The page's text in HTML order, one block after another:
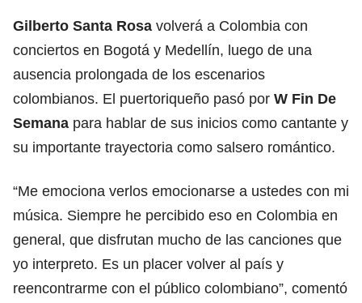
Gilberto Santa Rosa volverá a Colombia con
conciertos en Bogotá y Medellín, luego de una
ausencia prolongada de los escenarios
colombianos. El puertoriqueño pasó por W Fin De
Semana para hablar de sus inicios como cantante y
su importante trayectoria como salsero romántico.
“Me emociona verlos emocionarse a ustedes con mi
música. Siempre he percibido eso en Colombia en
general, que disfrutan mucho de las canciones que
yo interpreto. Es un placer volver al país y
reencontrarme con el público colombiano”, comentó